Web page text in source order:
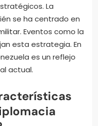
La
se ha centrado en
Eventos como la
esta estrategia. En
es un reflejo
actual.